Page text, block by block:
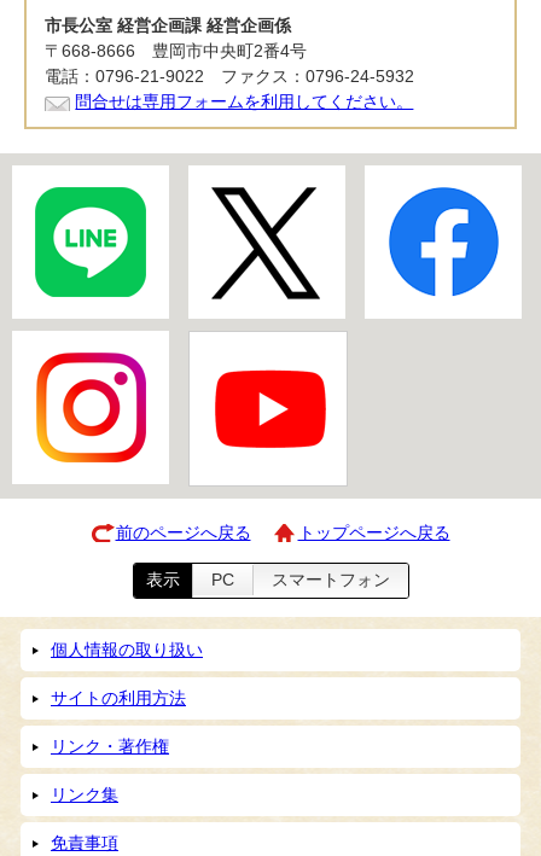
市長公室 経営企画課 経営企画係
〒668-8666 豊岡市中央町2番4号
電話：0796-21-9022 ファクス：0796-24-5932
問合せは専用フォームを利用してください。
前のページへ戻る トップページへ戻る
表示 PC スマートフォン
個人情報の取り扱い
サイトの利用方法
リンク・著作権
リンク集
免責事項